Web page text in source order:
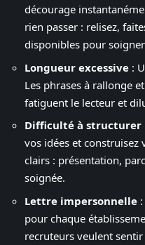
décourage
rien passer : relisez,
disponibles pour
Longueur excessive :
Les phrases à rallonge
fatiguent le lecteur et
Difficulté à structurer
vos idées et
clairs : présentation,
soignée.
Lettre impersonnelle
pour chaque
recruteurs veulent